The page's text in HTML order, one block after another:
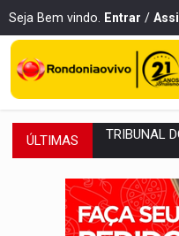
Seja Bem vindo. Entrar /
ÚLTIMAS VÍDEO:
LUDOPATIA: